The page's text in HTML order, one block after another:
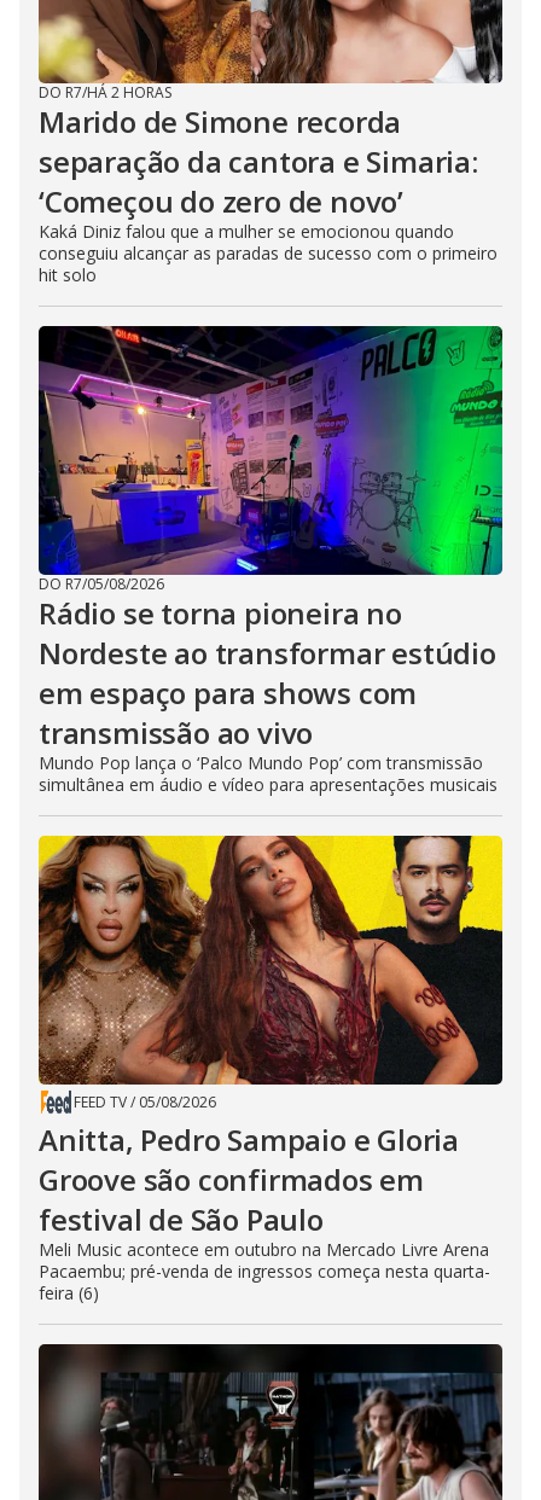
DO R7/HÁ 2 HORAS
Marido de Simone recorda
separação da cantora e Simaria:
‘Começou do zero de novo’
Kaká Diniz falou que a mulher se emocionou quando
conseguiu alcançar as paradas de sucesso com o primeiro
hit solo
DO R7/05/08/2026
Rádio se torna pioneira no
Nordeste ao transformar estúdio
em espaço para shows com
transmissão ao vivo
Mundo Pop lança o ‘Palco Mundo Pop’ com transmissão
simultânea em áudio e vídeo para apresentações musicais
FEED TV/ 05/08/2026
Anitta, Pedro Sampaio e Gloria
Groove são confirmados em
festival de São Paulo
Meli Music acontece em outubro na Mercado Livre Arena
Pacaembu; pré-venda de ingressos começa nesta quarta-
feira (6)